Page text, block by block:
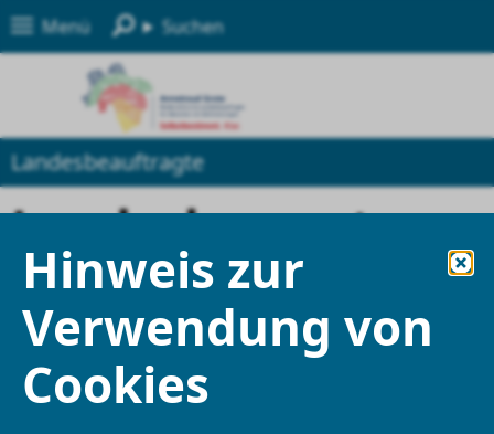
Menü Suchen
Hinweis zur
Verwendung von
Cookies
Landesbeauftragte
Landeskompetenzz
entrum
für Barrierefreiheit
(Gebärdensprache)